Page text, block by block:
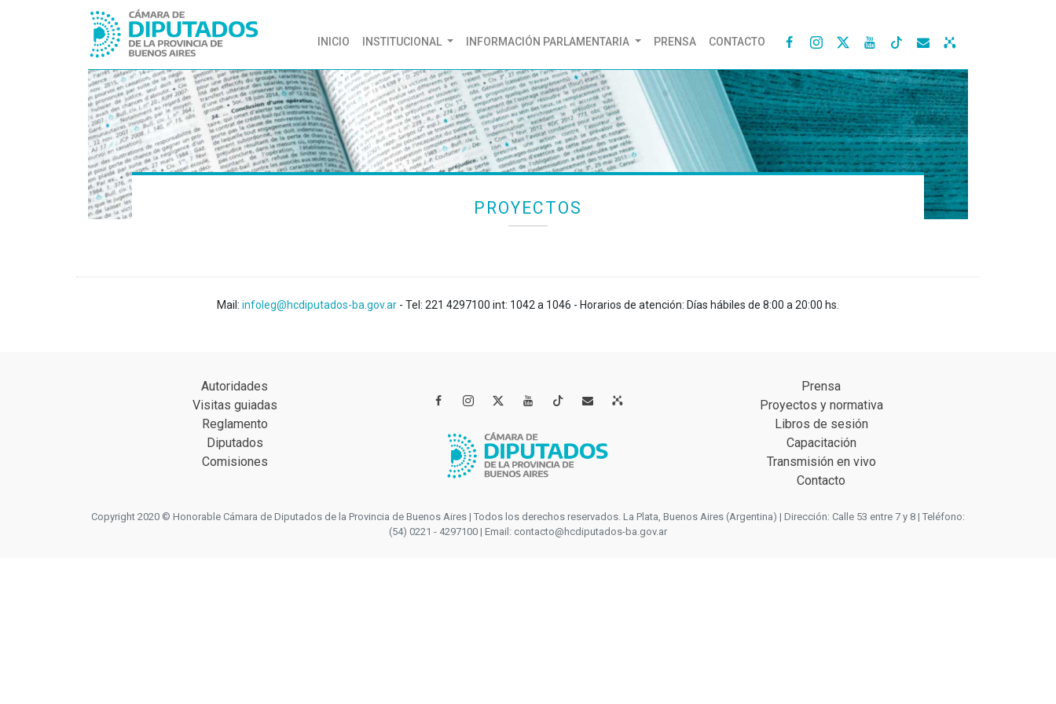
INICIO (CURRENT)
INSTITUCIONAL INFORMACIÓN PARLAMENTARIA PRENSA CONTACTO    
PROYECTOS
Mail: infoleg@hcdiputados-ba.gov.ar - Tel: 221 4297100 int: 1042 a 1046 - Horarios de atención: Días hábiles de 8:00 a 20:00 hs.
Autoridades
Visitas guiadas
Reglamento
Diputados
Comisiones
   
Prensa
Proyectos y normativa
Libros de sesión
Capacitación
Transmisión en vivo
Contacto
Copyright 2020 © Honorable Cámara de Diputados de la Provincia de Buenos Aires | Todos los derechos reservados. La Plata, Buenos Aires (Argentina) | Dirección: Calle 53 entre 7 y 8 | Teléfono:
(54) 0221 - 4297100 | Email: contacto@hcdiputados-ba.gov.ar